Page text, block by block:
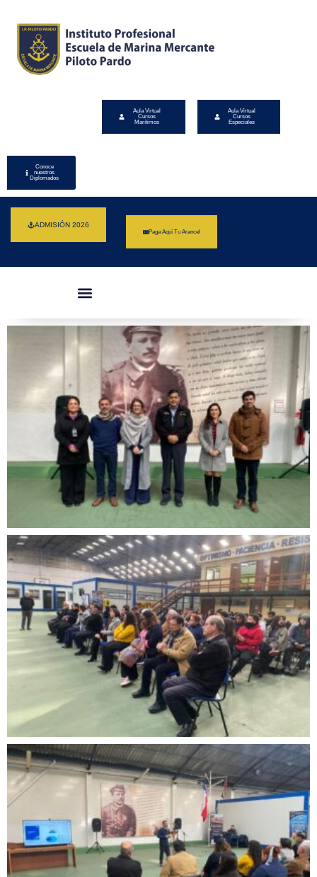
Aula Virtual
Cursos
Marítimos
Aula Virtual
Cursos
Especiales
Conoce
nuestros
Diplomados
ADMISIÓN 2026
Paga Aquí Tu Arancel